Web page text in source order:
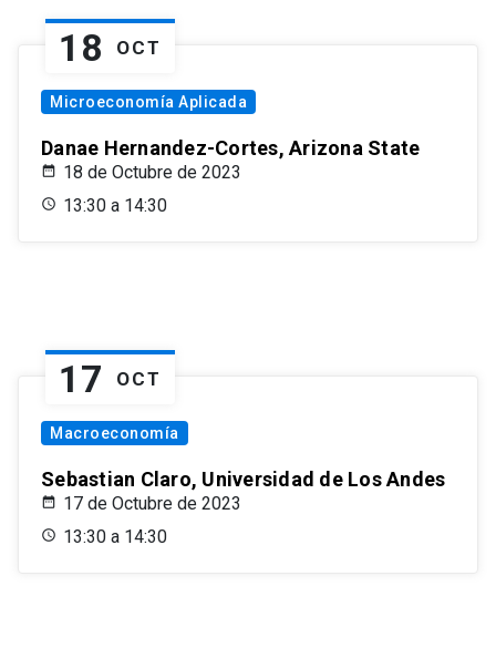
18 OCT
Microeconomía Aplicada
Danae Hernandez-Cortes, Arizona State
18 de Octubre de 2023
13:30 a 14:30
17 OCT
Macroeconomía
Sebastian Claro, Universidad de Los Andes
17 de Octubre de 2023
13:30 a 14:30